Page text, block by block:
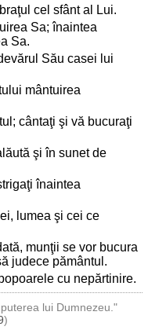
cel sfânt al Lui.
Sa; înaintea
Sa.
Său casei lui
mântuirea
cântaţi şi vă bucuraţi
şi în sunet de
înaintea
lumea şi cei ce
munţii se vor bucura
judece pământul.
cu nepărtinire.
lui Dumnezeu."
)